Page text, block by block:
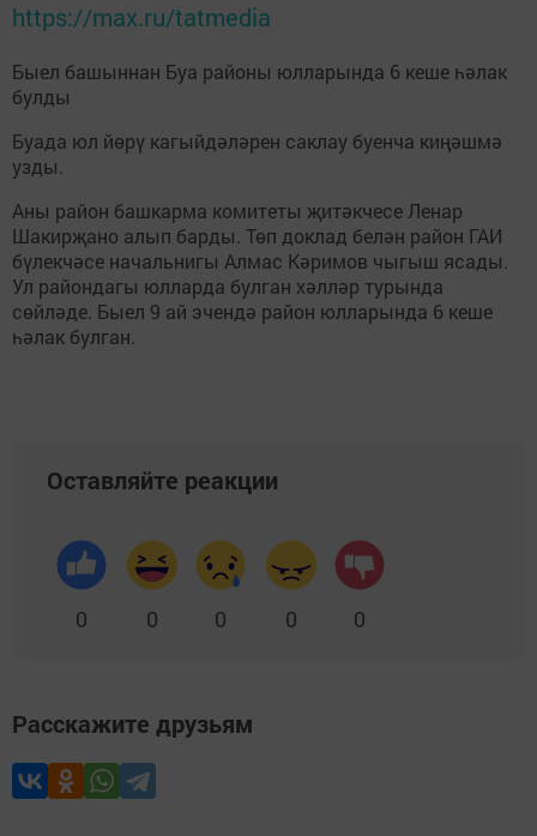
https://max.ru/tatmedia
Быел башыннан Буа районы юлларында 6 кеше һәлак
булды
Буада юл йөрү кагыйдәләрен саклау буенча киңәшмә
узды.
Аны район башкарма комитеты җитәкчесе Ленар
Шакирҗано алып барды. Төп доклад белән район ГАИ
бүлекчәсе начальнигы Алмас Кәримов чыгыш ясады.
Ул райондагы юлларда булган хәлләр турында
сөйләде. Быел 9 ай эчендә район юлларында 6 кеше
һәлак булган.
Оставляйте реакции
0 0 0 0 0
Расскажите друзьям